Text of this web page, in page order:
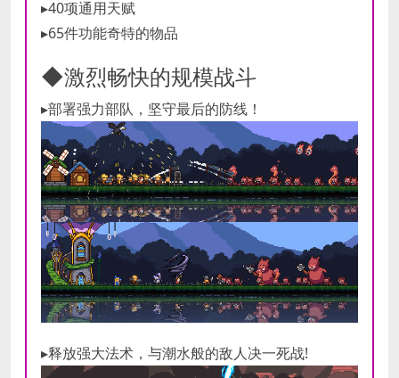
▸40项通用天赋
▸65件功能奇特的物品
◆激烈畅快的规模战斗
▸部署强力部队，坚守最后的防线！
▸释放强大法术，与潮水般的敌人决一死战!